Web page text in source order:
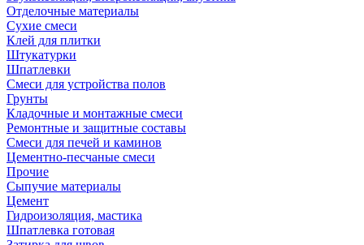
Отделочные материалы
Сухие смеси
Клей для плитки
Штукатурки
Шпатлевки
Смеси для устройства полов
Грунты
Кладочные и монтажные смеси
Ремонтные и защитные составы
Смеси для печей и каминов
Цементно-песчаные смеси
Прочие
Сыпучие материалы
Цемент
Гидроизоляция, мастика
Шпатлевка готовая